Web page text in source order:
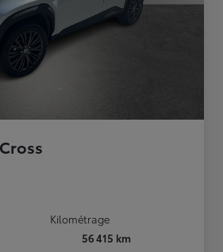
Kilométrage
56 415 km